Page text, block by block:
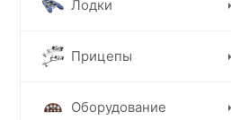
Лодки
Прицепы
Оборудование